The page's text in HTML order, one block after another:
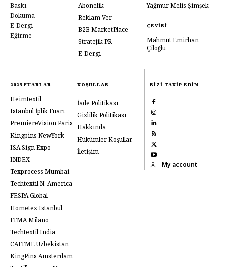
Baskı
Dokuma
E-Dergi
Eğirme
Abonelik
Reklam Ver
B2B MarketPlace
Stratejik PR
E-Dergi
Yağmur Melis Şimşek
ÇEVIRI
Mahmut Emirhan
Çiloğlu
2023 FUARLAR
Heimtextil
Istanbul İplik Fuarı
PremiereVision Paris
Kingpins NewYork
ISA Sign Expo
INDEX
Texprocess Mumbai
Techtextil N. America
FESPA Global
Hometex Istanbul
ITMA Milano
Techtextil India
CAITME Uzbekistan
KingPins Amsterdam
KOŞULLAR
İade Politikası
Gizlilik Politikası
Hakkında
Hükümler Koşullar
İletişim
BIZI TAKIP EDIN
My account